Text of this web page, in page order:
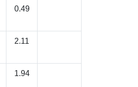
0.49
2.11
1.94